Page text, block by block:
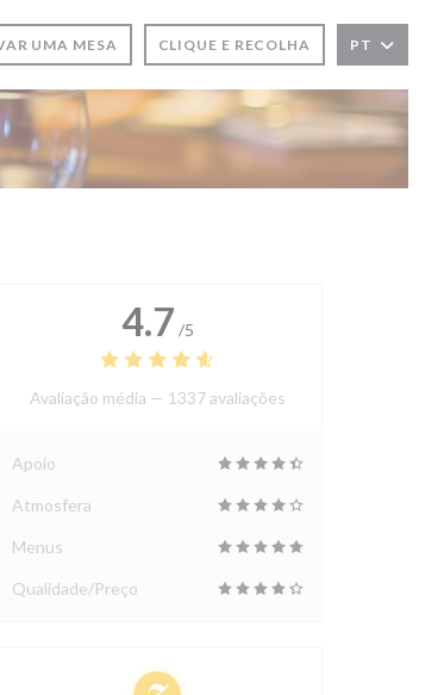
UMA MESA CLIQUE E RECOLHA PT
4.7 /5
Avaliação média — 1337 avaliações
Apoio
Atmosfera
Menus
Qualidade/Preço